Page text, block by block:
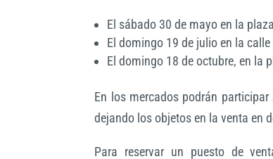
El sábado 30 de mayo en la
El domingo 19 de julio en la
El domingo 18 de octubre, en la
En los mercados podrán
dejando los objetos en la venta en
Para reservar un puesto de